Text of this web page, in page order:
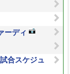
ーディ
合スケジュ